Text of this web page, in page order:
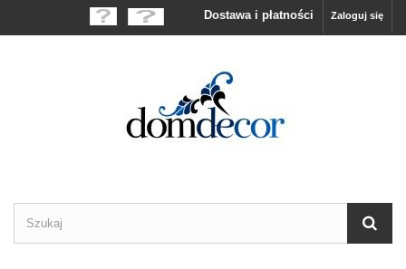
Zaloguj się
Dostawa i płatności